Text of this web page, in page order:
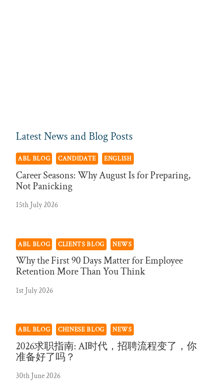
Latest News and Blog Posts
ABL BLOG CANDIDATE ENGLISH
Career Seasons: Why August Is for Preparing,
Not Panicking
15th July 2026
ABL BLOG CLIENTS BLOG NEWS
Why the First 90 Days Matter for Employee
Retention More Than You Think
1st July 2026
ABL BLOG CHINESE BLOG NEWS
2026求职指南: AI时代，招聘流程变了，你
准备好了吗？
30th June 2026